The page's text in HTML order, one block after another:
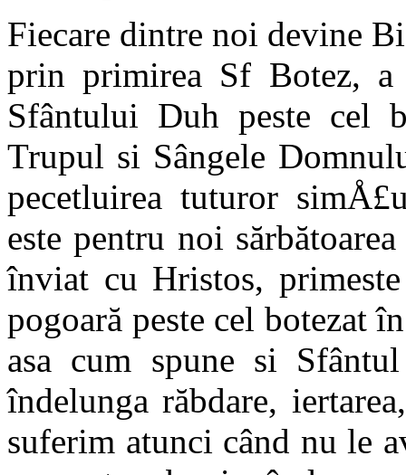
Fiecare dintre noi devine
prin primirea Sf Botez,
Sfântului Duh peste cel
Trupul si Sângele
pecetluirea tuturor
este pentru noi
înviat cu Hristos,
pogoară peste cel botezat
asa cum spune si
îndelunga răbda­re,
suferim atunci când nu le